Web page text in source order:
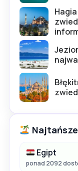
Egipt
ponad 2092